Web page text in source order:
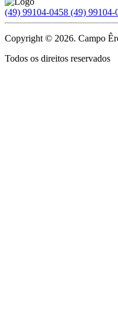
(49) 99104-0458 (49) 99104-
Copyright © 2026. Campo
Todos os direitos reservados